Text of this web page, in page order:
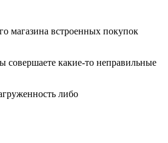
магазина встроенных покупок
совершаете какие-то неправильные
либо